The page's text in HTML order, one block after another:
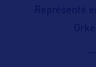
Représenté